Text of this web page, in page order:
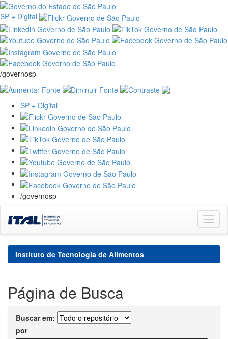
SP + Digital
/governosp
SP + Digital
/governosp
navigation
Instituto de Tecnologia de Alimentos
Página de Busca
Buscar em:
por